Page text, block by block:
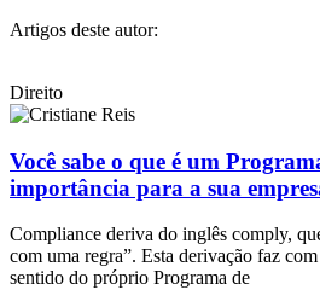
Artigos deste autor:
Direito
Você sabe o que é um
importância para a sua
Compliance deriva do inglês comply,
com uma regra”. Esta derivação faz
sentido do próprio Programa de